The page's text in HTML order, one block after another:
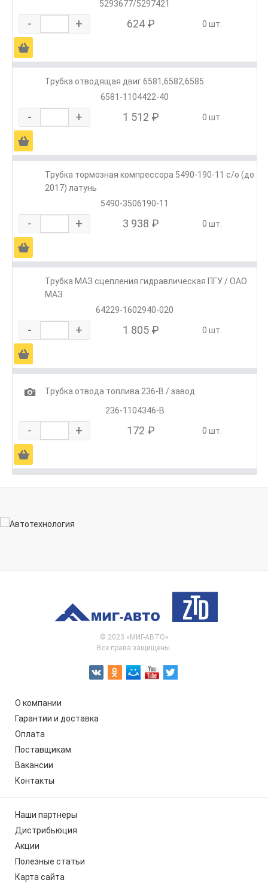
5293677/5297421
- + 624 ₽ 0 шт.
Ä
Трубка отводящая двиг.6581,6582,6585
6581-1104422-40
- + 1 512 ₽ 0 шт.
Ä
Трубка тормозная компрессора 5490-190-11 с/о (до
2017) латунь
5490-3506190-11
- + 3 938 ₽ 0 шт.
Ä
Трубка МАЗ сцепления гидравлическая ПГУ / ОАО
МАЗ
64229-1602940-020
- + 1 805 ₽ 0 шт.
Ä
1
Трубка отвода топлива 236-В / завод
236-1104346-В
- + 172 ₽ 0 шт.
Ä
© 2023 «МИГ-АВТО»
Все права защищены.
О компании
Гарантии и доставка
Оплата
Поставщикам
Вакансии
Контакты
Наши партнеры
Дистрибьюция
Акции
Полезные статьи
Карта сайта